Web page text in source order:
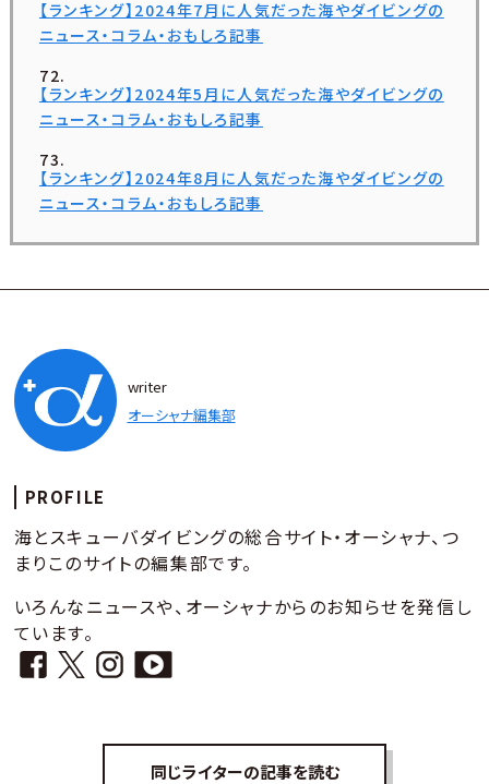
【ランキング】2024年7月に人気だった海やダイビングの
ニュース・コラム・おもしろ記事
【ランキング】2024年5月に人気だった海やダイビングの
ニュース・コラム・おもしろ記事
【ランキング】2024年8月に人気だった海やダイビングの
ニュース・コラム・おもしろ記事
writer
オーシャナ編集部
PROFILE
海とスキューバダイビングの総合サイト・オーシャナ、つ
まりこのサイトの編集部です。
いろんなニュースや、オーシャナからのお知らせを発信し
ています。
同じライターの記事を読む